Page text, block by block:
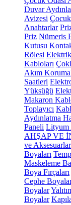
Duvar
Avizesi
Anahtarlar
Priz Nümeris
Kutusu
Rölesi Elektrik
Kabloları
Akım
Saatleri
Yüksüğü
Makaron
Toplayıcı
Aydınlatma
Paneli Lityum
AHŞAP VE
ve
Boyaları
Maskeleme
Boya Fırçaları
Cephe
Boyalar
Boyalar